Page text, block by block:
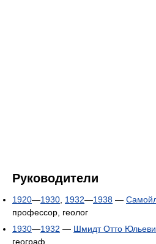
Руководители
1920—1930 1932—1938 —
профессор, геолог
1930—1932 — Шмидт Отто
географ